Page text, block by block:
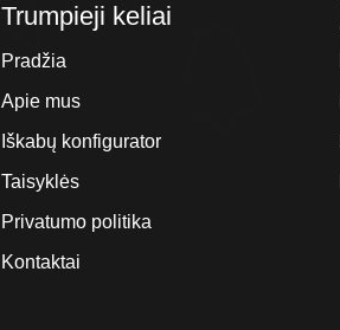
Trumpieji keliai
Pradžia
Apie mus
Iškabų konfigurator
Taisyklės
Privatumo politika
Kontaktai